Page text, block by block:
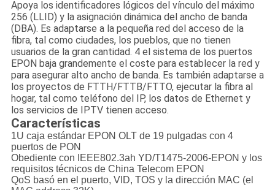
Apoya los identificadores lógicos del vínculo del máximo
256 (LLID) y la asignación dinámica del ancho de banda
(DBA). Es adaptarse a la pequeña red del acceso de la
fibra, tal como ciudades, los pueblos, que no tienen
usuarios de la gran cantidad. 4 el sistema de los puertos
EPON baja grandemente el coste para establecer la red y
para asegurar alto ancho de banda. Es también adaptarse a
los proyectos de FTTH/FTTB/FTTO, ejecutar la fibra al
hogar, tal como teléfono del IP, los datos de Ethernet y
los servicios de IPTV tienen acceso.
Características
1U caja estándar EPON OLT de 19 pulgadas con 4
puertos de PON
Obediente con IEEE802.3ah YD/T1475-2006-EPON y los
requisitos técnicos de China Telecom EPON
QoS basó en el puerto, VID, TOS y la dirección MAC (el